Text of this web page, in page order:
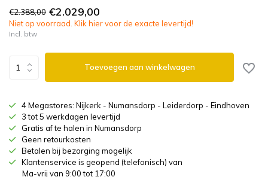
€2.388,00 €2.029,00
Niet op voorraad. Klik hier voor de exacte levertijd!
Incl. btw
Toevoegen aan winkelwagen
4 Megastores: Nijkerk - Numansdorp - Leiderdorp - Eindhoven
3 tot 5 werkdagen levertijd
Gratis af te halen in Numansdorp
Geen retourkosten
Betalen bij bezorging mogelijk
Klantenservice is geopend (telefonisch) van
Ma-vrij van 9:00 tot 17:00